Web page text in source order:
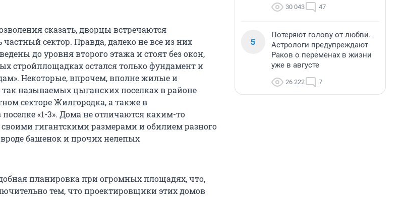
сказать, дворцы встречаются
частный сектор. Правда, далеко не все из них
до уровня второго этажа и стоят без окон,
стройплощадках остался только фундамент и
Некоторые, впрочем, вполне жилые и
называемых цыганских поселках в районе
секторе Жилгородка, а также в
«1-3». Дома не отличаются каким-то
гигантскими размерами и обилием разного
башенок и прочих нелепых
планировка при огромных площадях, что,
тем, что проектировщики этих домов
30 043 47
5
Потеряют голову от любви.
Астрологи предупреждают
Раков о переменах в жизни
уже в августе
26 222 7